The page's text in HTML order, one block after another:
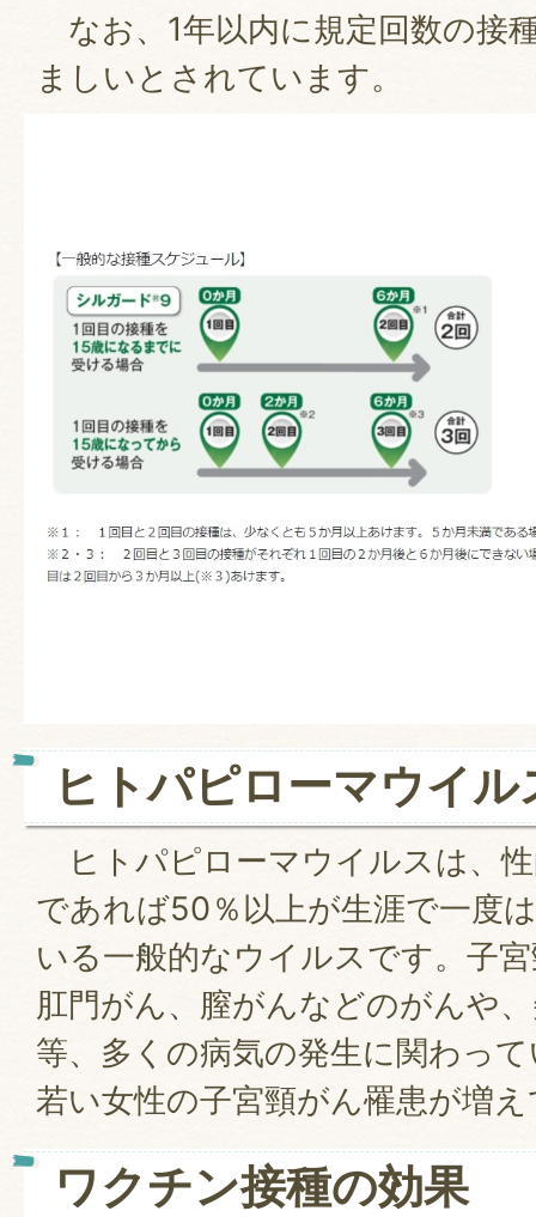
なお、1年以内に規定回数の接
ましいとされています。
ヒトパピローマウイ
ヒトパピローマウイルスは、
であれば50％以上が生涯で一度
いる一般的なウイルスです。子
肛門がん、膣がんなどのがんや
等、多くの病気の発生に関わっ
若い女性の子宮頸がん罹患が増
ワクチン接種の効果